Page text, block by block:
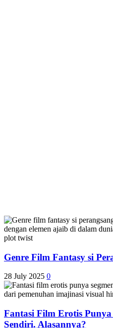
Genre Film Fantasy si
28 July 2025 0
Fantasi Film Erotis Punya
Sendiri. Alasannya?